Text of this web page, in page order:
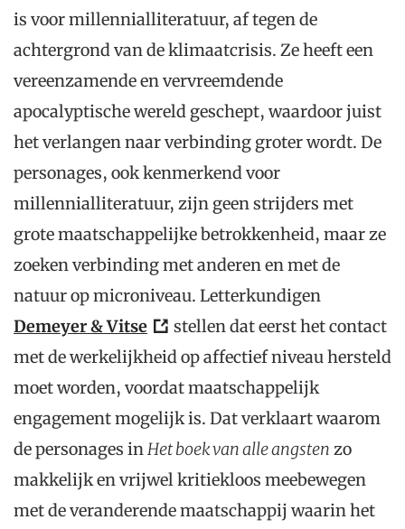
is voor millennialliteratuur, af tegen de
achtergrond van de klimaatcrisis. Ze heeft een
vereenzamende en vervreemdende
apocalyptische wereld geschept, waardoor juist
het verlangen naar verbinding groter wordt. De
personages, ook kenmerkend voor
millennialliteratuur, zijn geen strijders met
grote maatschappelijke betrokkenheid, maar ze
zoeken verbinding met anderen en met de
natuur op microniveau. Letterkundigen
Demeyer & Vitse
stellen dat eerst het contact
met de werkelijkheid op affectief niveau hersteld
moet worden, voordat maatschappelijk
engagement mogelijk is. Dat verklaart waarom
de personages inHet boek van alle angsten zo
makkelijk en vrijwel kritiekloos meebewegen
met de veranderende maatschappij waarin het